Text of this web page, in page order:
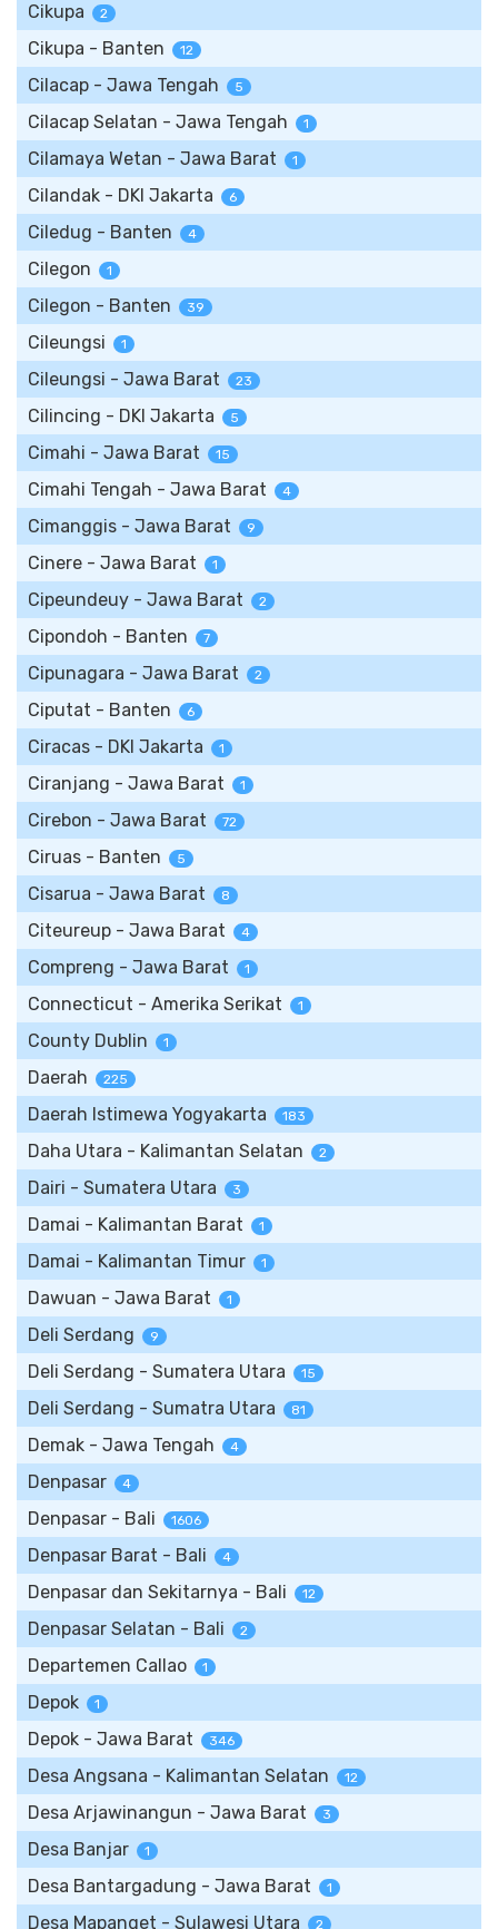
Cikupa 2
Cikupa - Banten 12
Cilacap - Jawa Tengah 5
Cilacap Selatan - Jawa Tengah 1
Cilamaya Wetan - Jawa Barat 1
Cilandak - DKI Jakarta 6
Ciledug - Banten 4
Cilegon 1
Cilegon - Banten 39
Cileungsi 1
Cileungsi - Jawa Barat 23
Cilincing - DKI Jakarta 5
Cimahi - Jawa Barat 15
Cimahi Tengah - Jawa Barat 4
Cimanggis - Jawa Barat 9
Cinere - Jawa Barat 1
Cipeundeuy - Jawa Barat 2
Cipondoh - Banten 7
Cipunagara - Jawa Barat 2
Ciputat - Banten 6
Ciracas - DKI Jakarta 1
Ciranjang - Jawa Barat 1
Cirebon - Jawa Barat 72
Ciruas - Banten 5
Cisarua - Jawa Barat 8
Citeureup - Jawa Barat 4
Compreng - Jawa Barat 1
Connecticut - Amerika Serikat 1
County Dublin 1
Daerah 225
Daerah Istimewa Yogyakarta 183
Daha Utara - Kalimantan Selatan 2
Dairi - Sumatera Utara 3
Damai - Kalimantan Barat 1
Damai - Kalimantan Timur 1
Dawuan - Jawa Barat 1
Deli Serdang 9
Deli Serdang - Sumatera Utara 15
Deli Serdang - Sumatra Utara 81
Demak - Jawa Tengah 4
Denpasar 4
Denpasar - Bali 1606
Denpasar Barat - Bali 4
Denpasar dan Sekitarnya - Bali 12
Denpasar Selatan - Bali 2
Departemen Callao 1
Depok 1
Depok - Jawa Barat 346
Desa Angsana - Kalimantan Selatan 12
Desa Arjawinangun - Jawa Barat 3
Desa Banjar 1
Desa Bantargadung - Jawa Barat 1
Desa Mapanget - Sulawesi Utara 2